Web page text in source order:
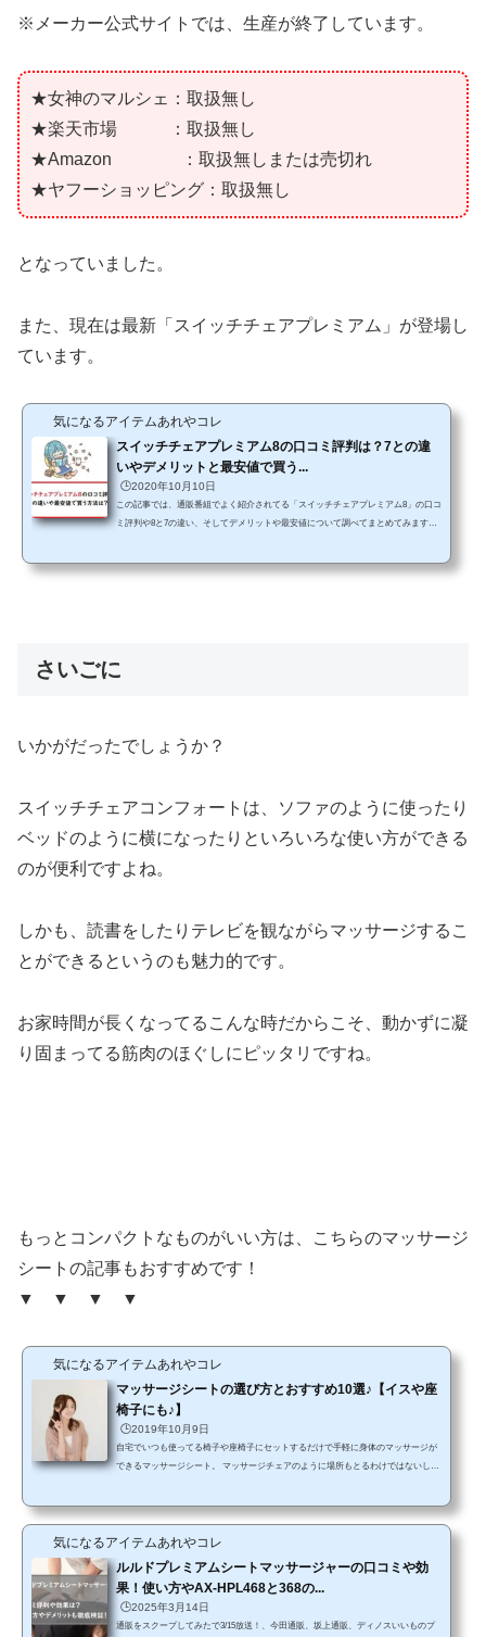
※メーカー公式サイトでは、生産が終了しています。
★女神のマルシェ：取扱無し
★楽天市場 ：取扱無し
★Amazon ：取扱無しまたは売切れ
★ヤフーショッピング：取扱無し
となっていました。
また、現在は最新「スイッチチェアプレミアム」が登場し
ています。
気になるアイテムあれやコレ
スイッチチェアプレミアム8の口コミ評判は？7との違
いやデメリットと最安値で買う...
🕒️2020年10月10日
この記事では、通販番組でよく紹介されてる「スイッチチェアプレミアム8」の口コ
ミ評判や8と7の違い、そしてデメリットや最安値について調べてまとめてみます。
さいごに
いかがだったでしょうか？
スイッチチェアコンフォートは、ソファのように使ったり
ベッドのように横になったりといろいろな使い方ができる
のが便利ですよね。
しかも、読書をしたりテレビを観ながらマッサージするこ
とができるというのも魅力的です。
お家時間が長くなってるこんな時だからこそ、動かずに凝
り固まってる筋肉のほぐしにピッタリですね。
もっとコンパクトなものがいい方は、こちらのマッサージ
シートの記事もおすすめです！
▼ ▼ ▼ ▼
気になるアイテムあれやコレ
マッサージシートの選び方とおすすめ10選♪【イスや座
椅子にも♪】
🕒️2019年10月9日
自宅でいつも使ってる椅子や座椅子にセットするだけで手軽に身体のマッサージが
できるマッサージシート。 マッサージチェアのように場所もとるわけではないし、
んな基準で選んだらいいのか迷ってしまいますよね。 そこで今回は、選び方のポイ
気になるアイテムあれやコレ
ルルドプレミアムシートマッサージャーの口コミや効
果！使い方やAX-HPL468と368の...
🕒️2025年3月14日
通販をスクープしてみたで3/15放送！、今田通販、坂上通販、ディノスいいものプ